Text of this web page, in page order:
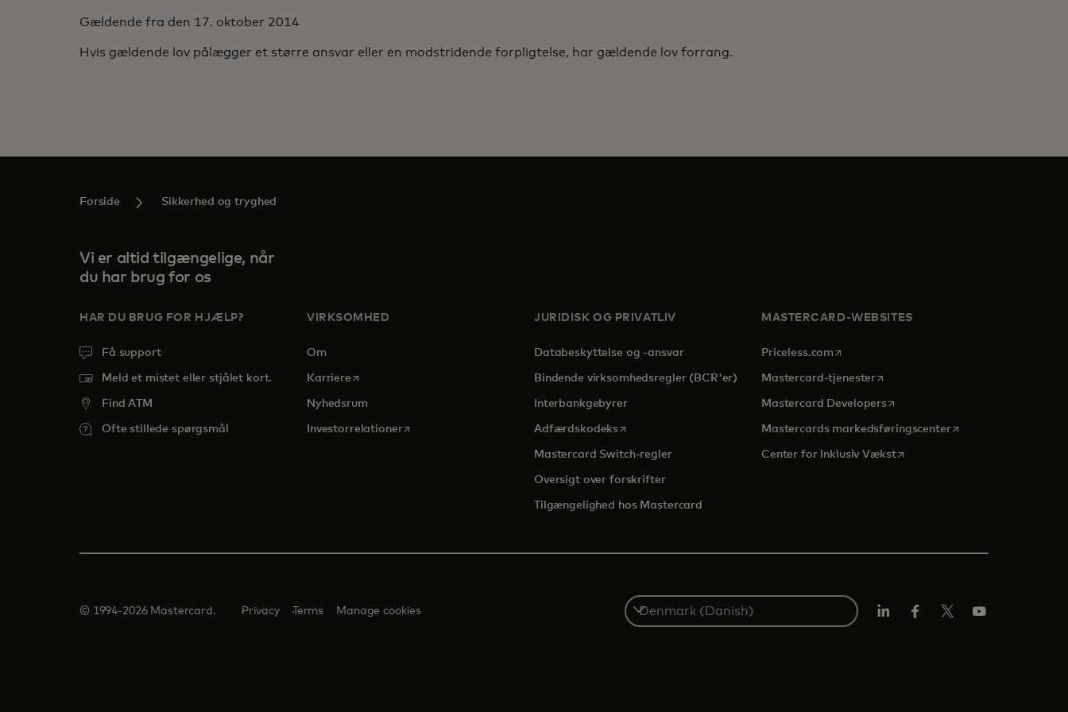
Gældende fra den 17. oktober 2014
Hvis gældende lov pålægger et større ansvar eller en modstridende forpligtelse, har gældende lov forrang.
Forside Sikkerhed og tryghed
Vi er altid tilgængelige, når
du har brug for os
HAR DU BRUG FOR HJÆLP?
Få support
Meld et mistet eller stjålet kort.
Find ATM
Ofte stillede spørgsmål
VIRKSOMHED
Om
Karriereopens in a new tab
Nyhedsrum
Investorrelationeropens in a new tab
JURIDISK OG PRIVATLIV
Databeskyttelse og -ansvar
Bindende virksomhedsregler (BCR'er)
Interbankgebyrer
Adfærdskodeksopens in a new tab
Mastercard Switch-regler
Oversigt over forskrifter
Tilgængelighed hos Mastercard
MASTERCARD-WEBSITES
Priceless.com opens in a new tab
Mastercard-tjenesteropens in a new tab
Mastercard Developersopens in a new tab
Mastercards markedsføringscenteropens in a new tab
Center for Inklusiv Vækstopens in a new tab
© 1994-2026 Mastercard. Privacy Terms Manage cookies
Select
a
country